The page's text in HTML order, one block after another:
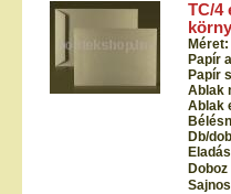
TC/4
Méret:
Papír
Papír
Ablak
Ablak
Db/